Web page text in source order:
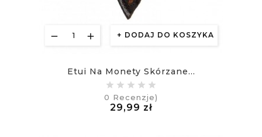
DODAJ DO KOSZYKA
Etui Na Monety Skórzane...
0 Recenzje)
29,99 złCena